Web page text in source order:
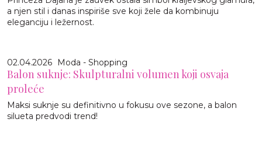
a njen stil i danas inspiriše sve koji žele da kombinuju
eleganciju i ležernost.
02.04.2026 Moda - Shopping
Balon suknje: Skulpturalni volumen koji osvaja
proleće
Maksi suknje su definitivno u fokusu ove sezone, a balon
silueta predvodi trend!